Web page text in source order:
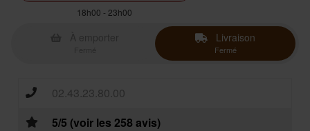
18h00 - 23h00
Livraison
Fermé
02.43.23.80.00
5/5 (voir les 258 avis)